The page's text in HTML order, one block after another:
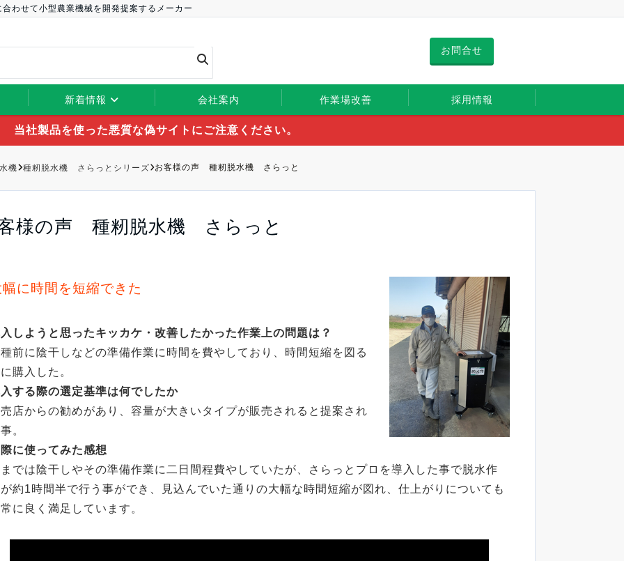
わせて小型農業機械を開発提案するメーカー
お問合せ
新着情報 会社案内 作業場改善 採用情報
当社製品を使った悪質な偽サイトにご注意ください。
機 種籾脱水機 さらっとシリーズ お客様の声 種籾脱水機 さらっと
様の声 種籾脱水機 さらっと
幅に時間を短縮できた
しようと思ったキッカケ・改善したかった作業上の問題は？
前に陰干しなどの準備作業に時間を費やしており、時間短縮を図る
購入した。
する際の選定基準は何でしたか
店からの勧めがあり、容量が大きいタイプが販売されると提案され
。
に使ってみた感想
では陰干しやその準備作業に二日間程費やしていたが、さらっとプロを導入した事で脱水作
約1時間半で行う事ができ、見込んでいた通りの大幅な時間短縮が図れ、仕上がりについても
に良く満足しています。